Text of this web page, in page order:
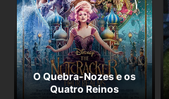
O Quebra-Nozes e os
Quatro Reinos